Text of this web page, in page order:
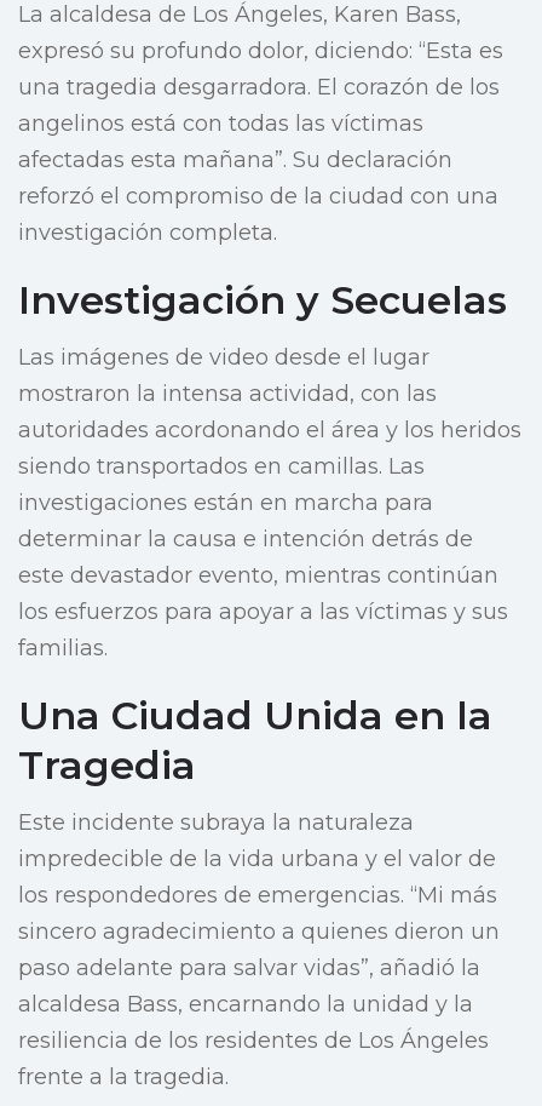
La alcaldesa de Los Ángeles, Karen Bass,
expresó su profundo dolor, diciendo: “Esta es
una tragedia desgarradora. El corazón de los
angelinos está con todas las víctimas
afectadas esta mañana”. Su declaración
reforzó el compromiso de la ciudad con una
investigación completa.
Investigación y Secuelas
Las imágenes de video desde el lugar
mostraron la intensa actividad, con las
autoridades acordonando el área y los heridos
siendo transportados en camillas. Las
investigaciones están en marcha para
determinar la causa e intención detrás de
este devastador evento, mientras continúan
los esfuerzos para apoyar a las víctimas y sus
familias.
Una Ciudad Unida en la
Tragedia
Este incidente subraya la naturaleza
impredecible de la vida urbana y el valor de
los respondedores de emergencias. “Mi más
sincero agradecimiento a quienes dieron un
paso adelante para salvar vidas”, añadió la
alcaldesa Bass, encarnando la unidad y la
resiliencia de los residentes de Los Ángeles
frente a la tragedia.